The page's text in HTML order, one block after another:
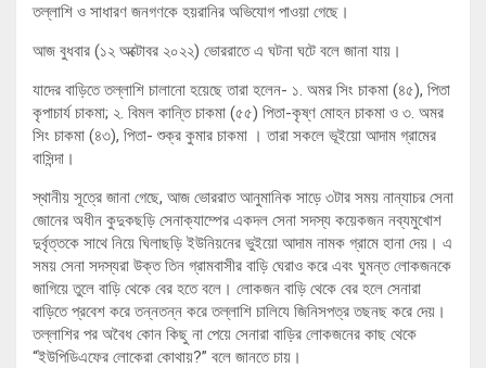
তল্লাশি ও সাধারণ জনগণকে হয়রানির অভিযোগ পাওয়া গেছে।
আজ বুধবার (১২ অক্টোবর ২০২২) ভোররাতে এ ঘটনা ঘটে বলে জানা যায়।
যাদের বাড়িতে তল্লাশি চালানো হয়েছে তারা হলেন- ১. অমর সিং চাকমা (৪৫), পিতা
কৃপাচার্য চাকমা; ২. বিমল কান্তি চাকমা (৫৫) পিতা-কৃষ্ণ মোহন চাকমা ও ৩. অমর
সিং চাকমা (৪৩), পিতা- শুক্র কুমার চাকমা । তারা সকলে ভূইয়ো আদাম গ্রামের
বাসিন্দা।
স্থানীয় সূত্রে জানা গেছে, আজ ভোররাত আনুমানিক সাড়ে ৩টার সময় নান্যাচর সেনা
জোনের অধীন কুদুকছড়ি সেনাক্যাম্পের একদল সেনা সদস্য কয়েকজন নব্যমুখোশ
দুর্বৃত্তকে সাথে নিয়ে ঘিলাছড়ি ইউনিয়নের ভুইয়ো আদাম নামক গ্রামে হানা দেয়। এ
সময় সেনা সদস্যরা উক্ত তিন গ্রামবাসীর বাড়ি ঘেরাও করে এবং ঘুমন্ত লোকজনকে
জাগিয়ে তুলে বাড়ি থেকে বের হতে বলে। লোকজন বাড়ি থেকে বের হলে সেনারা
বাড়িতে প্রবেশ করে তন্নতন্ন করে তল্লাশি চালিযে জিনিসপত্র তছনছ করে দেয়।
তল্লাশির পর অবৈধ কোন কিছু না পেয়ে সেনারা বাড়ির লোকজনের কাছ থেকে
“ইউপিডিএফের লোকেরা কোথায়?” বলে জানতে চায়।